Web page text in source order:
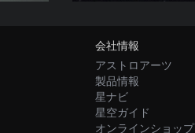
会社情報
アストロアーツ
製品情報
星ナビ
星空ガイド
オンラインショップ